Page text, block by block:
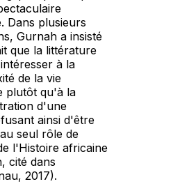
Dans plusieurs
Gurnah a insisté
que la littérature
à la
de la vie
plutôt qu'à la
d'une
ainsi d'être
seul rôle de
l'Histoire africaine
cité dans
2017).